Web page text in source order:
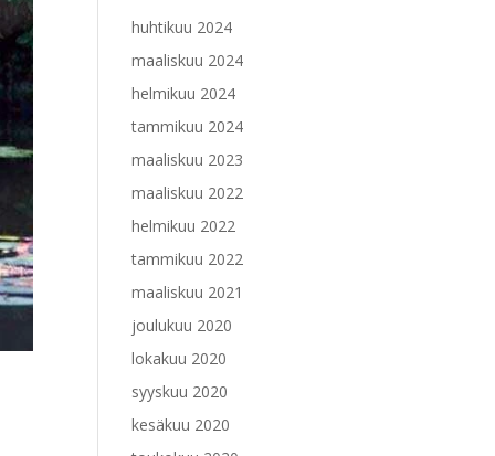
huhtikuu 2024
maaliskuu 2024
helmikuu 2024
tammikuu 2024
maaliskuu 2023
maaliskuu 2022
helmikuu 2022
tammikuu 2022
maaliskuu 2021
joulukuu 2020
lokakuu 2020
syyskuu 2020
kesäkuu 2020